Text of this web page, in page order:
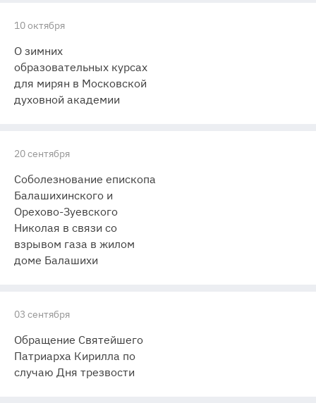
10 октября
О зимних
образовательных курсах
для мирян в Московской
духовной академии
20 сентября
Соболезнование епископа
Балашихинского и
Орехово-Зуевского
Николая в связи со
взрывом газа в жилом
доме Балашихи
03 сентября
Обращение Святейшего
Патриарха Кирилла по
случаю Дня трезвости